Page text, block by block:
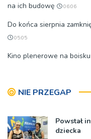
na ich budowę
06:06
Do końca sierpnia
05:05
Kino plenerowe na
NIE PRZEGAP
Powstał
dziecka